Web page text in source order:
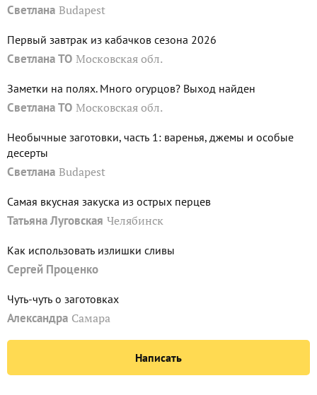
Светлана Budapest
Первый завтрак из кабачков сезона 2026
Светлана ТО Московская обл.
Заметки на полях. Много огурцов? Выход найден
Светлана ТО Московская обл.
Необычные заготовки, часть 1: варенья, джемы и особые
десерты
Светлана Budapest
Самая вкусная закуска из острых перцев
Татьяна Луговская Челябинск
Как использовать излишки сливы
Сергей Проценко
Чуть-чуть о заготовках
Александра Самара
Написать